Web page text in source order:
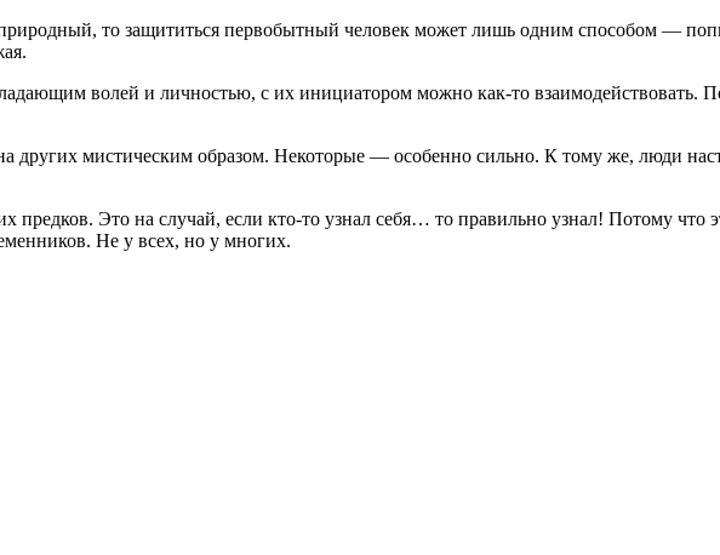
то защититься первобытный человек может лишь одним способом —
волей и личностью, с их инициатором можно как-то взаимодействовать.
других мистическим образом. Некоторые — особенно сильно. К тому же, люди
предков. Это на случай, если кто-то узнал себя… то правильно узнал! Потому
Не у всех, но у многих.